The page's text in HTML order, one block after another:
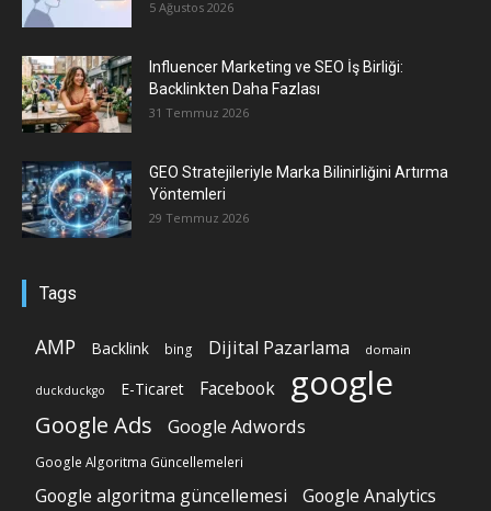
5 Ağustos 2026
Influencer Marketing ve SEO İş Birliği:
Backlinkten Daha Fazlası
31 Temmuz 2026
GEO Stratejileriyle Marka Bilinirliğini Artırma
Yöntemleri
29 Temmuz 2026
Tags
AMP Backlink bing Dijital Pazarlama domain
duckduckgo E-Ticaret Facebook google
Google Ads Google Adwords
Google Algoritma Güncellemeleri
Google algoritma güncellemesi Google Analytics